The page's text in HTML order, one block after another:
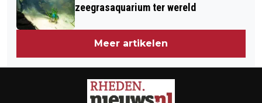
zeegrasaquarium ter wereld
Meer artikelen